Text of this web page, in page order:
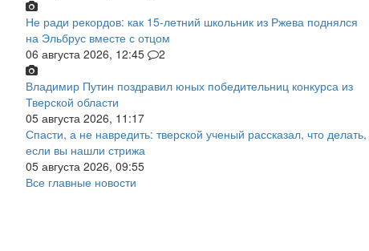
Не ради рекордов: как 15-летний школьник из Ржева поднялся
на Эльбрус вместе с отцом
06 августа 2026, 12:45
2
Владимир Путин поздравил юных победительниц конкурса из
Тверской области
05 августа 2026, 11:17
Спасти, а не навредить: тверской ученый рассказал, что делать,
если вы нашли стрижа
05 августа 2026, 09:55
Все главные новости